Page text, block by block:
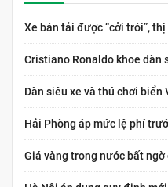
Xe bán tải được “cởi trói”,
Cristiano Ronaldo khoe dàn
Dàn siêu xe và thú chơi biển
Hải Phòng áp mức lệ phí
Giá vàng trong nước bất